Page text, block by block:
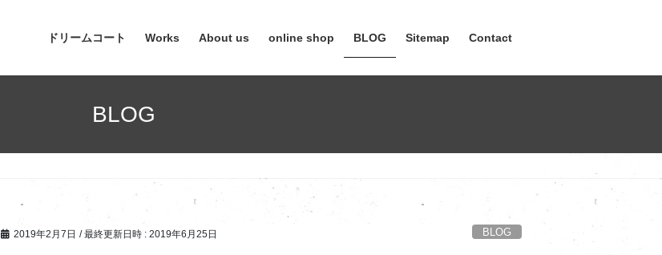
ドリームコート Works About us online shop BLOG Sitemap Contact
BLOG
2019年2月7日 / 最終更新日時 :2019年6月25日 BLOG